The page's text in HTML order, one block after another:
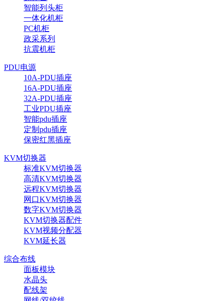
智能列头柜
一体化机柜
PC机柜
政采系列
抗震机柜
PDU电源
10A-PDU插座
16A-PDU插座
32A-PDU插座
工业PDU插座
智能pdu插座
定制pdu插座
保密红黑插座
KVM切换器
标准KVM切换器
高清KVM切换器
远程KVM切换器
网口KVM切换器
数字KVM切换器
KVM切换器配件
KVM视频分配器
KVM延长器
综合布线
面板模块
水晶头
配线架